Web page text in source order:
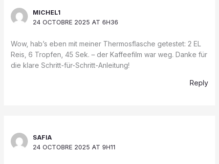
MICHEL1
24 OCTOBRE 2025 AT 6H36
Wow, hab’s eben mit meiner Thermosflasche getestet: 2 EL
Reis, 6 Tropfen, 45 Sek. – der Kaffeefilm war weg. Danke für
die klare Schritt-für-Schritt-Anleitung!
Reply
SAFIA
24 OCTOBRE 2025 AT 9H11